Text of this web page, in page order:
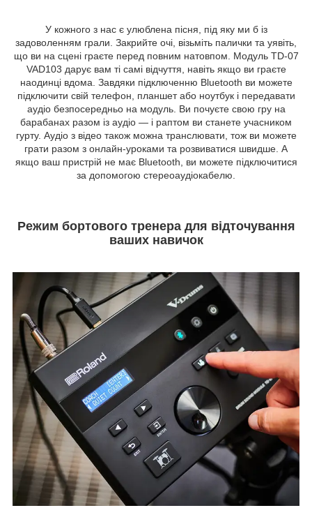
У кожного з нас є улюблена пісня, під яку ми б із
задоволенням грали. Закрийте очі, візьміть палички та уявіть,
що ви на сцені граєте перед повним натовпом. Модуль TD-07
VAD103 дарує вам ті самі відчуття, навіть якщо ви граєте
наодинці вдома. Завдяки підключенню Bluetooth ви можете
підключити свій телефон, планшет або ноутбук і передавати
аудіо безпосередньо на модуль. Ви почуєте свою гру на
барабанах разом із аудіо — і раптом ви станете учасником
гурту. Аудіо з відео також можна транслювати, тож ви можете
грати разом з онлайн-уроками та розвиватися швидше. А
якщо ваш пристрій не має Bluetooth, ви можете підключитися
за допомогою стереоаудіокабелю.
Режим бортового тренера для відточування
ваших навичок